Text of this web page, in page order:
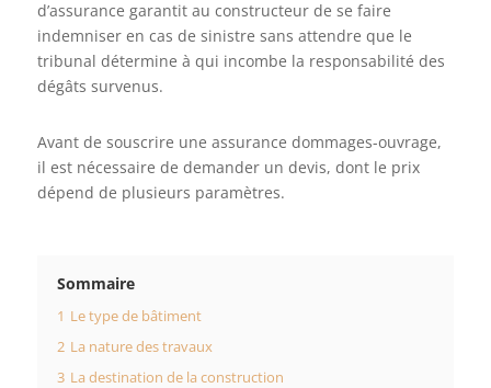
d’assurance garantit au constructeur de se faire
indemniser en cas de sinistre sans attendre que le
tribunal détermine à qui incombe la responsabilité des
dégâts survenus.
Avant de souscrire une assurance dommages-ouvrage,
il est nécessaire de demander un devis, dont le prix
dépend de plusieurs paramètres.
Sommaire
1 Le type de bâtiment
2 La nature des travaux
3 La destination de la construction